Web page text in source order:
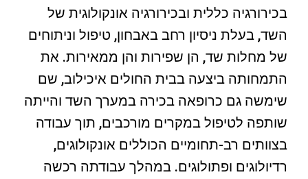
בכירורגיה כללית ובכירורגיה אונקולוגית של
השד, בעלת ניסיון רחב באבחון, טיפול וניתוחים
של מחלות שד, הן שפירות והן ממאירות. את
התמחותה ביצעה בבית החולים איכילוב, שם
שימשה גם כרופאה בכירה במערך השד והייתה
שותפה לטיפול במקרים מורכבים, תוך עבודה
בצוותים רב-תחומיים הכוללים אונקולוגים,
רדיולוגים ופתולוגים. במהלך עבודתה רכשה